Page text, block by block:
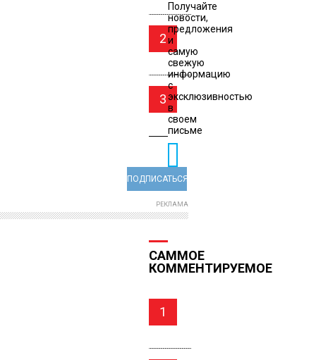
2
3
Получайте
новости,
предложения
и
самую
свежую
информацию
с
эксклюзивностью
в
своем
письме
ПОДПИСАТЬСЯ
РЕКЛАМА
САММОЕ
КОММЕНТИРУЕМОЕ
1